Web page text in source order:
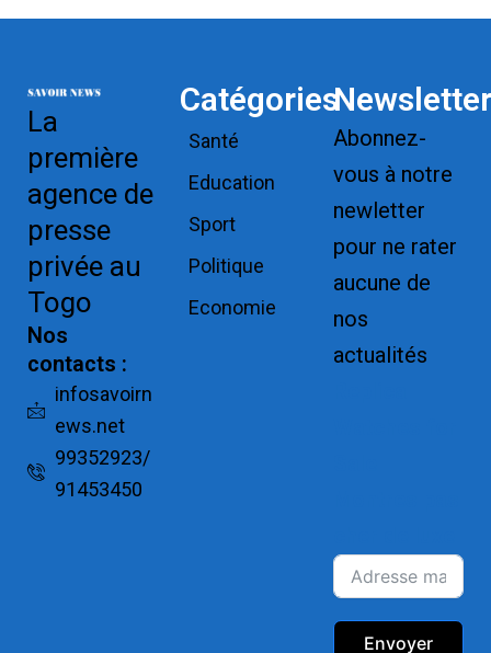
La
première
agence de
presse
privée au
Togo
Nos
contacts :
infosavoirn
ews.net
99352923/
91453450
Catégories
Santé
Education
Sport
Politique
Economie
Newsletter
Abonnez-
vous à notre
newletter
pour ne rater
aucune de
nos
actualités
Envoyer